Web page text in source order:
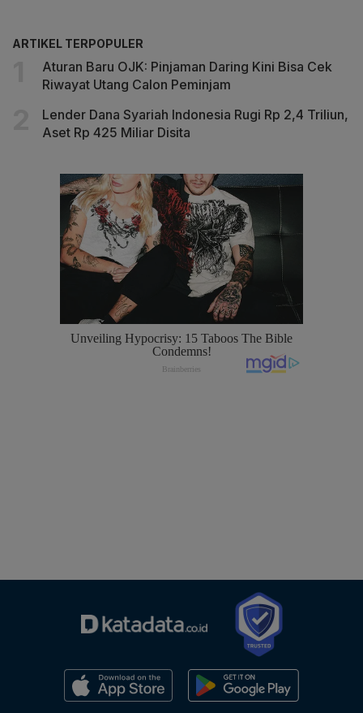
ARTIKEL TERPOPULER
Aturan Baru OJK: Pinjaman Daring Kini Bisa Cek
Riwayat Utang Calon Peminjam
Lender Dana Syariah Indonesia Rugi Rp 2,4 Triliun,
Aset Rp 425 Miliar Disita